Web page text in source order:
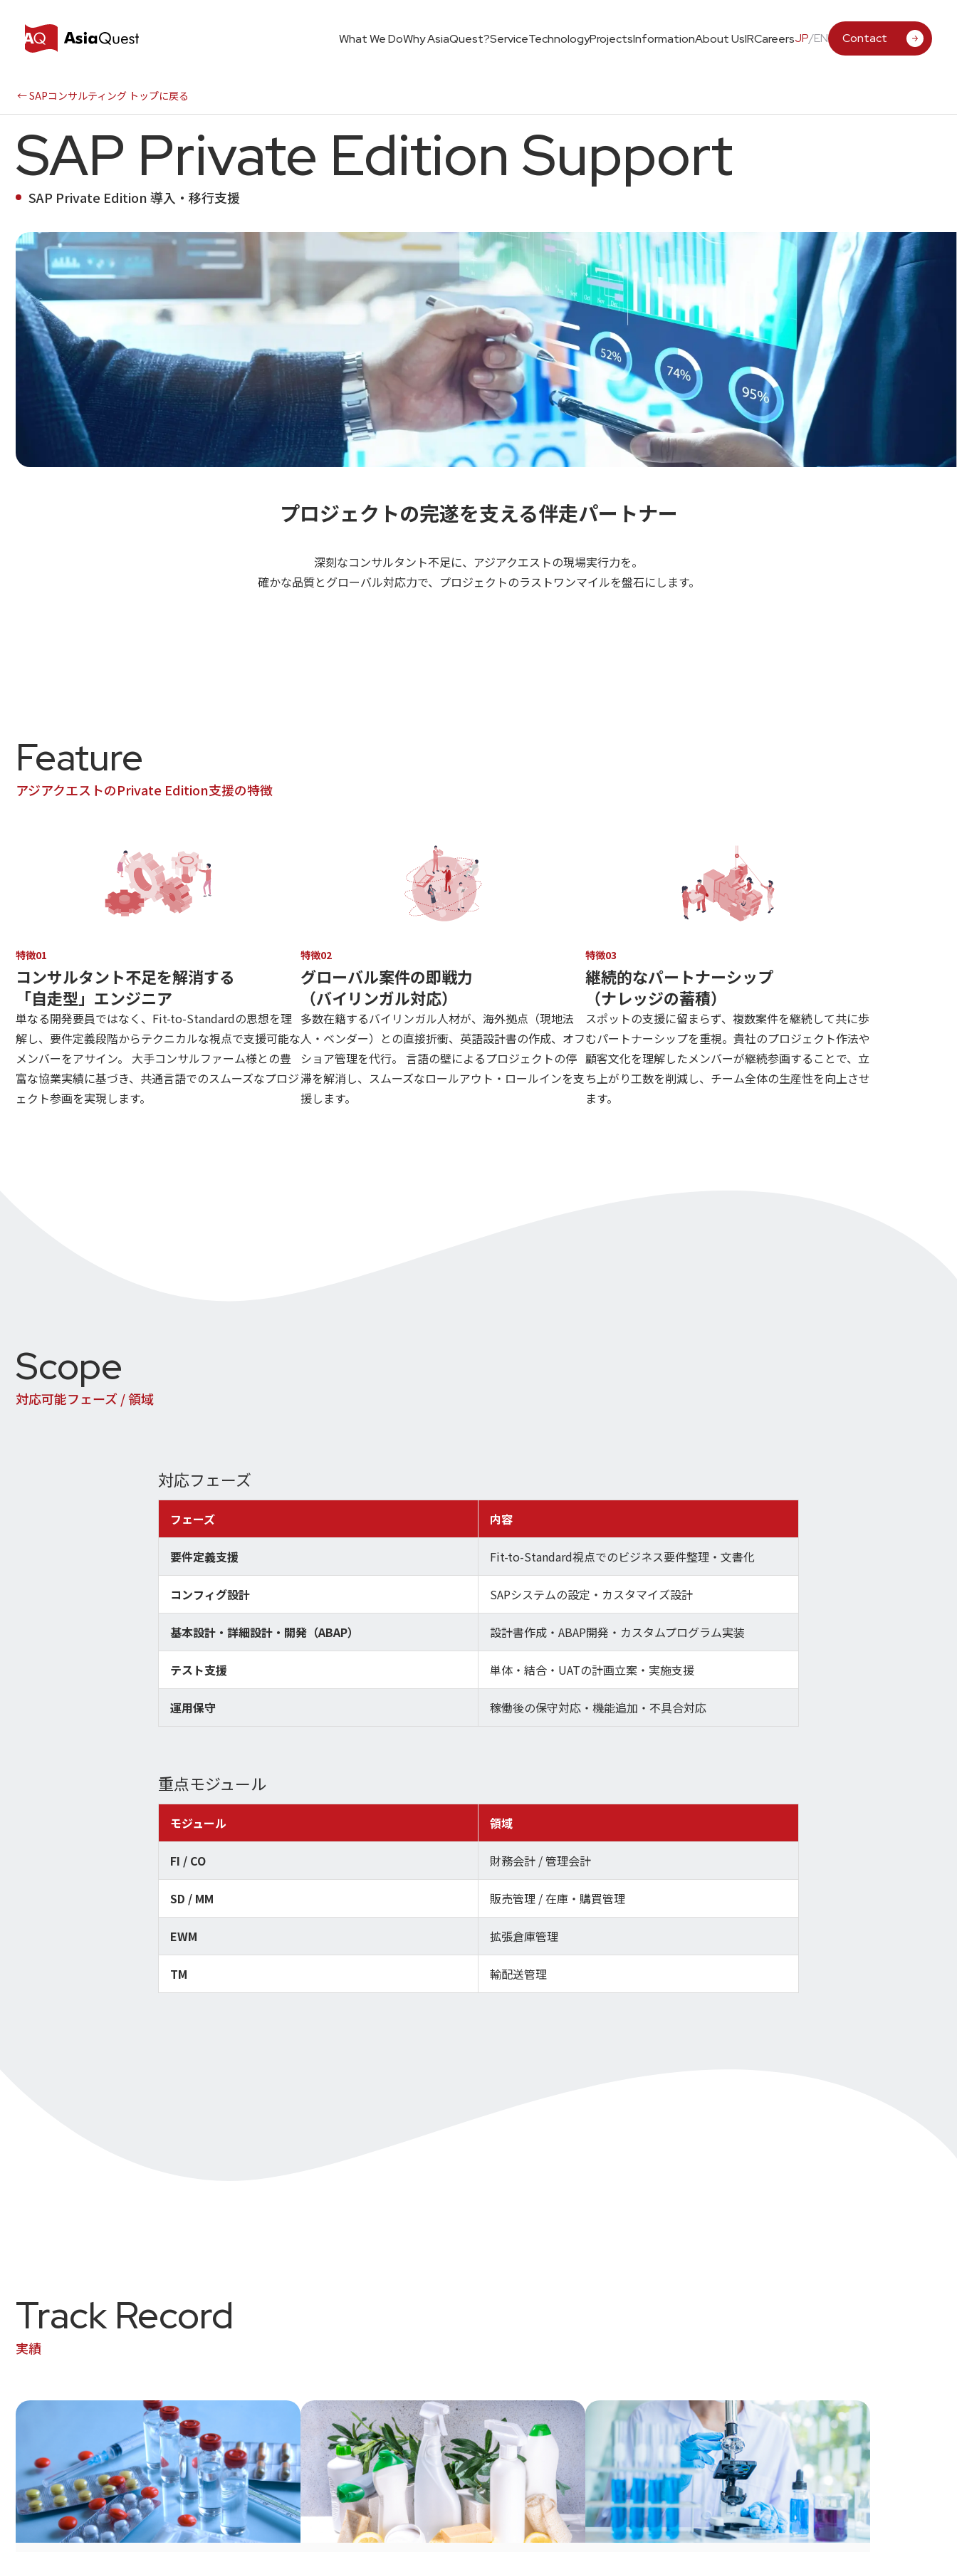
What We DoWhy AsiaQuest?ServiceTechnologyProjectsInformationAbout UsIRCareersJP/EN Contact
SAP Private Edition Support
SAP Private Edition 導入・移行支援
プロジェクトの完遂を支える伴走パートナー
深刻なコンサルタント不足に、アジアクエストの現場実行力を。
確かな品質とグローバル対応力で、プロジェクトのラストワンマイルを盤石にします。
Feature
アジアクエストのPrivate Edition支援の特徴
特徴01
コンサルタント不足を解消する
「自走型」エンジニア
単なる開発要員ではなく、Fit-to-Standardの思想を理
解し、要件定義段階からテクニカルな視点で支援可能な
メンバーをアサイン。 大手コンサルファーム様との豊
富な協業実績に基づき、共通言語でのスムーズなプロジ
ェクト参画を実現します。
特徴02
グローバル案件の即戦力
（バイリンガル対応）
多数在籍するバイリンガル人材が、海外拠点（現地法
人・ベンダー）との直接折衝、英語設計書の作成、オフ
ショア管理を代行。 言語の壁によるプロジェクトの停
滞を解消し、スムーズなロールアウト・ロールインを支
援します。
特徴03
継続的なパートナーシップ
（ナレッジの蓄積）
スポットの支援に留まらず、複数案件を継続して共に歩
むパートナーシップを重視。貴社のプロジェクト作法や
顧客文化を理解したメンバーが継続参画することで、立
ち上がり工数を削減し、チーム全体の生産性を向上させ
ます。
Scope
対応可能フェーズ / 領域
対応フェーズ
フェーズ 内容
要件定義支援 Fit-to-Standard視点でのビジネス要件整理・文書化
コンフィグ設計 SAPシステムの設定・カスタマイズ設計
基本設計・詳細設計・開発（ABAP） 設計書作成・ABAP開発・カスタムプログラム実装
テスト支援 単体・結合・UATの計画立案・実施支援
運用保守 稼働後の保守対応・機能追加・不具合対応
重点モジュール
モジュール 領域
FI / CO 財務会計 / 管理会計
SD / MM 販売管理 / 在庫・購買管理
EWM 拡張倉庫管理
TM 輸配送管理
Track Record
実績
← SAPコンサルティング トップに戻る